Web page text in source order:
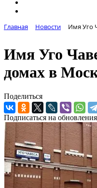
Главная Новости Имя Уго
Имя Уго
домах в
Поделиться
Подписаться на обновления